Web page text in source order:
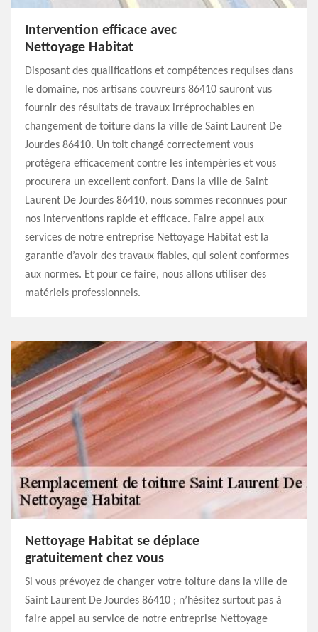
Intervention efficace avec
Nettoyage Habitat
Disposant des qualifications et compétences requises dans
le domaine, nos artisans couvreurs 86410 sauront vus
fournir des résultats de travaux irréprochables en
changement de toiture dans la ville de Saint Laurent De
Jourdes 86410. Un toit changé correctement vous
protégera efficacement contre les intempéries et vous
procurera un excellent confort. Dans la ville de Saint
Laurent De Jourdes 86410, nous sommes reconnues pour
nos interventions rapide et efficace. Faire appel aux
services de notre entreprise Nettoyage Habitat est la
garantie d’avoir des travaux fiables, qui soient conformes
aux normes. Et pour ce faire, nous allons utiliser des
matériels professionnels.
Nettoyage Habitat se déplace
gratuitement chez vous
Si vous prévoyez de changer votre toiture dans la ville de
Saint Laurent De Jourdes 86410 ; n’hésitez surtout pas à
faire appel au service de notre entreprise Nettoyage